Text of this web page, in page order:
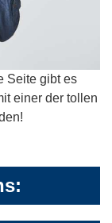
Seite gibt es
einer der tollen